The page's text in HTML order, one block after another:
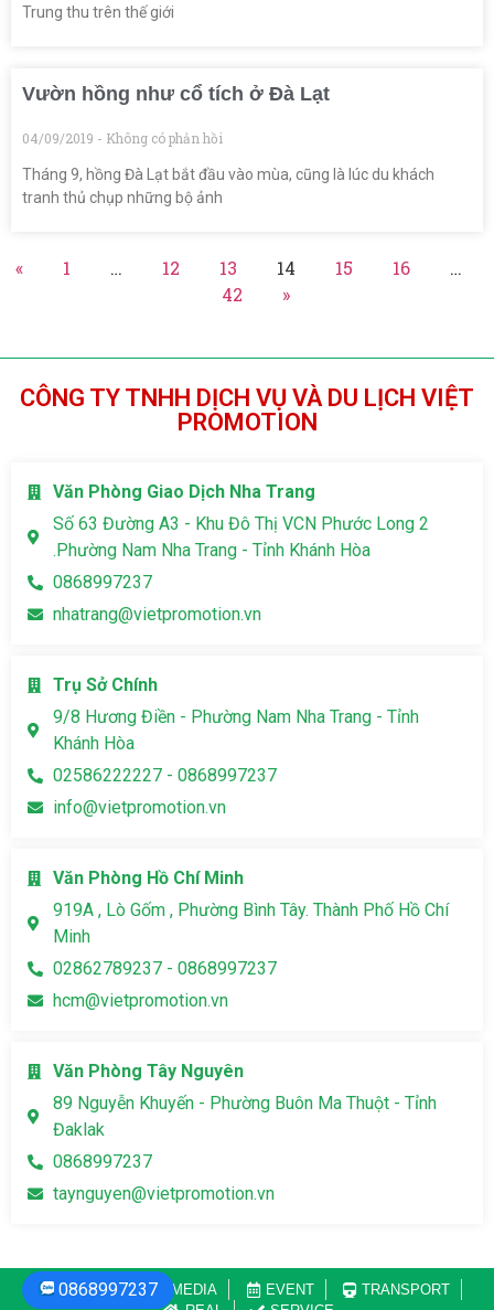
0868997237
Trung thu trên thế giới
Vườn hồng như cổ tích ở Đà Lạt
04/09/2019 Không có phản hồi
Tháng 9, hồng Đà Lạt bắt đầu vào mùa, cũng là lúc du khách
tranh thủ chụp những bộ ảnh
« 1 … 12 13 14 15 16
…
42
»
CÔNG TY TNHH DỊCH VỤ VÀ DU LỊCH VIỆT
PROMOTION
Văn Phòng Giao Dịch Nha Trang
Số 63 Đường A3 - Khu Đô Thị VCN Phước Long 2
.Phường Nam Nha Trang - Tỉnh Khánh Hòa
0868997237
nhatrang@vietpromotion.vn
Trụ Sở Chính
9/8 Hương Điền - Phường Nam Nha Trang - Tỉnh
Khánh Hòa
02586222227 - 0868997237
info@vietpromotion.vn
Văn Phòng Hồ Chí Minh
919A , Lò Gốm , Phường Bình Tây. Thành Phố Hồ Chí
Minh
02862789237 - 0868997237
hcm@vietpromotion.vn
Văn Phòng Tây Nguyên
89 Nguyễn Khuyến - Phường Buôn Ma Thuột - Tỉnh
Đaklak
0868997237
taynguyen@vietpromotion.vn
TRAVEL MEDIA EVENT
TRANSPORT